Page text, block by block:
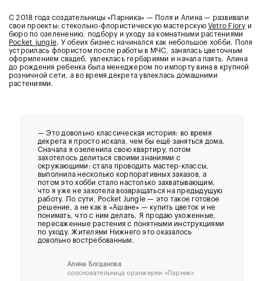
С 2018 года создательницы «Парника» — Поля и Алина — развивали
свои проекты: стекольно-флористическую мастерскую Vetro Fiory и
бюро по озеленению, подбору и уходу за комнатными растениями
Pocket_jungle. У обеих бизнес начинался как небольшое хобби. Поля
устроилась флористом после работы в МЧС, занялась цветочным
оформлением свадеб, увлеклась гербариями и начала паять. Алина
до рождения ребенка была менеджером по импорту вина в крупной
розничной сети, а во время декрета увлеклась домашними
растениями.
— Это довольно классическая история: во время
декрета я просто искала, чем бы ещё заняться дома.
Сначала я озеленила свою квартиру, потом
захотелось делиться своими знаниями с
окружающими: стала проводить мастер-классы,
выполнила несколько корпоративных заказов, а
потом это хобби стало настолько захватывающим,
что я уже не захотела возвращаться на предыдущую
работу. По сути, Pocket Jungle — это такое готовое
решение, а не как в «Ашане» — купить цветок и не
понимать, что с ним делать. Я продаю ухоженные,
пересаженные растения с понятными инструкциями
по уходу. Жителями Нижнего это оказалось
довольно востребованным.
Алина Богданова
соосновательница оранжереи «Парник»